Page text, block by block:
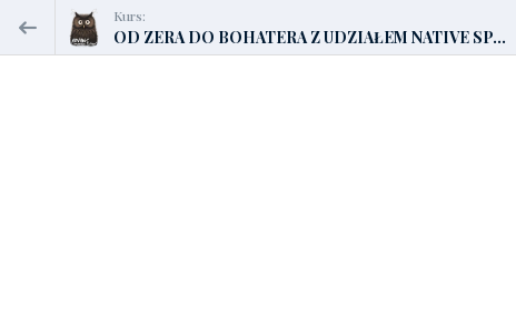
Kurs:
OD ZERA DO BOHATERA Z UDZIAŁEM NATIVE SP...